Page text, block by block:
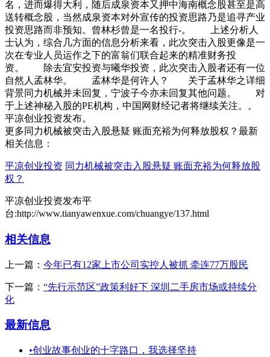
名，进而爆得大利，随后成泉资本又押中海南概念股甚至是高
送转概念股，当然成泉资本对外宣传的投资思路乃是追寻产业
投资思路而非预知。曾林杉曾是一名投行-。 上述分析人
士认为，综合几方面的信息分析来看，此次突击入股更像是一
次在专业人员运作之下的富翁们联合起来的精准财务投
资。 除去宜安投资与曦华投资，此次突击入股者还有一位
自然人孟林华。 孟林华是何许人？ 关于孟林华之详细
背景同力机械并未回复，宁波子今亦未回复其他问题。 对
于上述神秘入股的PE机构，中国网财经记者将继续关注。。
平凉创业投资发布。
更多同力机械被突击入股悬疑 账面充裕为何释放股权？最新
相关信息：
平凉创业投资 同力机械被突击入股悬疑 账面充裕为何释放股
权？
平凉创业投资发布平
台:http://www.tianyawenxue.com/chuangye/137.html
相关信息
上一篇： 今年已有12家上市公司实控人被抓 牵连77万股民
下一篇： “先行示范区”政策利好下 深圳二手房市场或持续分
化
最新信息
•创业故事创业的十字路口，我选择坚持